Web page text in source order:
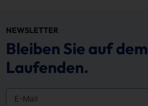
NEWSLETTER
Bleiben Sie auf dem
Laufenden.
E-Mail